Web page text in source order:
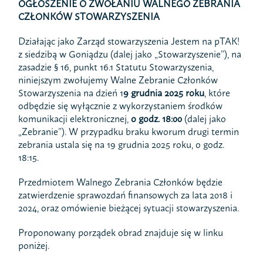
OGŁOSZENIE O ZWOŁANIU WALNEGO ZEBRANIA
CZŁONKÓW STOWARZYSZENIA
Działając jako Zarząd stowarzyszenia Jestem na pTAK!
z siedzibą w Goniądzu (dalej jako „Stowarzyszenie”), na
zasadzie § 16, punkt 16.1 Statutu Stowarzyszenia,
niniejszym zwołujemy Walne Zebranie Członków
Stowarzyszenia na dzień 19 grudnia 2025 roku , które
odbędzie się wyłącznie z wykorzystaniem środków
komunikacji elektronicznej, o godz. 18:00 (dalej jako
„Zebranie”). W przypadku braku kworum drugi termin
zebrania ustala się na 19 grudnia 2025 roku, o godz.
18:15.
Przedmiotem Walnego Zebrania Członków będzie
zatwierdzenie sprawozdań finansowych za lata 2018 i
2024, oraz omówienie bieżącej sytuacji stowarzyszenia.
Proponowany porządek obrad znajduje się w linku
poniżej.